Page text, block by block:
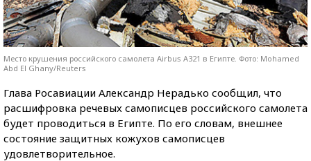
Место крушения российского самолета Airbus A321 в Египте. Фото: Mohamed
Abd El Ghany/Reuters
Глава Росавиации Александр Нерадько сообщил, что
расшифровка речевых самописцев российского самолета
будет проводиться в Египте. По его словам, внешнее
состояние защитных кожухов самописцев
удовлетворительное.